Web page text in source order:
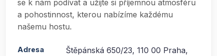
se k nám podívat a užijte si příjemnou atmosféru
a pohostinnost, kterou nabízíme každému
našemu hostu.
Adresa
Štěpánská 650/23, 110 00 Praha,